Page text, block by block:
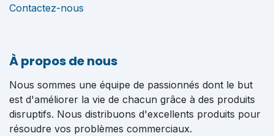
Contactez-nous
À propos de nous
Nous sommes une équipe de passionnés dont le but
est d'améliorer la vie de chacun grâce à des produits
disruptifs. Nous distribuons d'excellents produits pour
résoudre vos problèmes commerciaux.